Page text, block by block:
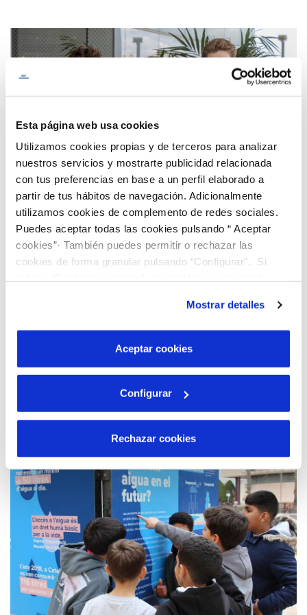
Esta página web usa cookies
Utilizamos cookies propias y de terceros para analizar
nuestros servicios y mostrarte publicidad relacionada
con tus preferencias en base a un perfil elaborado a
partir de tus hábitos de navegación. Adicionalmente
utilizamos cookies de complemento de redes sociales.
Puedes aceptar todas las cookies pulsando “ Aceptar
cookies”· También puedes permitir o rechazar las
cookies de forma granular pulsando “Configurar”. Si
son indispensables para que el sitio web funcione y que
por tanto no se pueden desactivar. Puedes consultar
más información en nuestraPolítica de Cookies
Mostrar detalles
Aceptar cookies
Configurar
Rechazar cookies
¡Descubre nuestro programa de Becas
“Jóvenes Talentos”!
Buscamos jóvenes brillantes que quieran cursar
ámbitos STEAM.